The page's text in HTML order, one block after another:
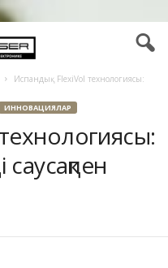
Испандық FlexiVol технологиясы:
ИННОВАЦИЯЛАР